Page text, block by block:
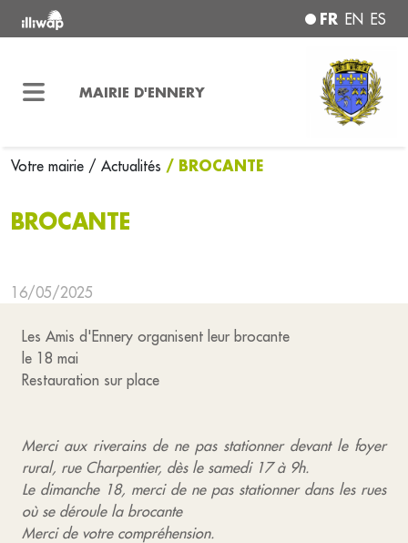
FR EN ES
MAIRIE D'ENNERY
Votre mairie / Actualités / BROCANTE
BROCANTE
16/05/2025
Les Amis d'Ennery organisent leur brocante
le 18 mai
Restauration sur place
Merci aux riverains de ne pas stationner devant le foyer
rural, rue Charpentier, dès le samedi 17 à 9h.
Le dimanche 18, merci de ne pas stationner dans les rues
où se déroule la brocante
Merci de votre compréhension.